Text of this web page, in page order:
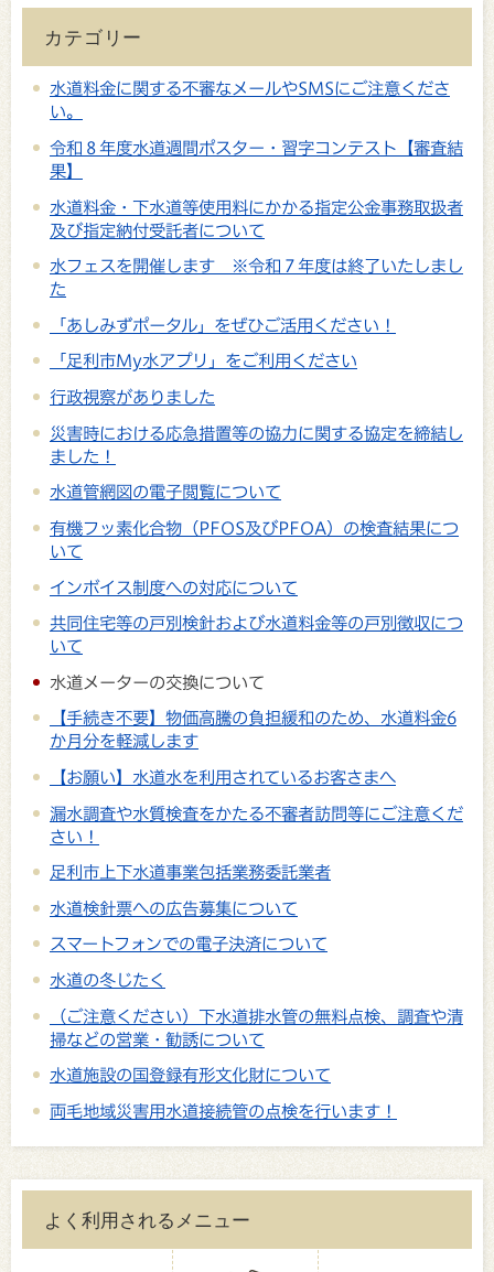
カテゴリー
水道料金に関する不審なメールやSMSにご注意くださ
い。
令和８年度水道週間ポスター・習字コンテスト【審査結
果】
水道料金・下水道等使用料にかかる指定公金事務取扱者
及び指定納付受託者について
水フェスを開催します ※令和７年度は終了いたしまし
た
「あしみずポータル」をぜひご活用ください！
「足利市My水アプリ」をご利用ください
行政視察がありました
災害時における応急措置等の協力に関する協定を締結し
ました！
水道管網図の電子閲覧について
有機フッ素化合物（PFOS及びPFOA）の検査結果につ
いて
インボイス制度への対応について
共同住宅等の戸別検針および水道料金等の戸別徴収につ
いて
水道メーターの交換について
【手続き不要】物価高騰の負担緩和のため、水道料金6
か月分を軽減します
【お願い】水道水を利用されているお客さまへ
漏水調査や水質検査をかたる不審者訪問等にご注意くだ
さい！
足利市上下水道事業包括業務委託業者
水道検針票への広告募集について
スマートフォンでの電子決済について
水道の冬じたく
（ご注意ください）下水道排水管の無料点検、調査や清
掃などの営業・勧誘について
水道施設の国登録有形文化財について
両毛地域災害用水道接続管の点検を行います！
よく利用されるメニュー